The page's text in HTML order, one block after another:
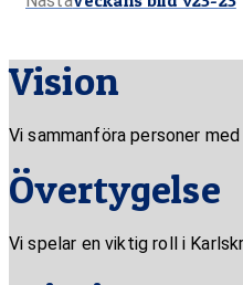
Vision
Vi sammanföra personer
Övertygelse
Vi spelar en viktig roll i